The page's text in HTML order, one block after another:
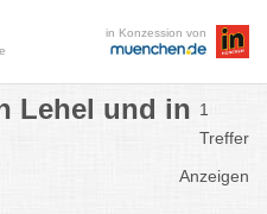
in Konzession von
Lehel und in 1
Treffer
Anzeigen